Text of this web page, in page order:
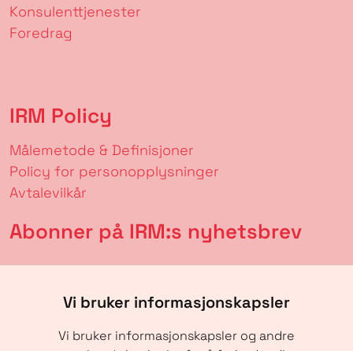
Vi bruker informasjonskapsler
Vi bruker informasjonskapsler og andre
Konsulenttjenester
Foredrag
IRM Policy
Målemetode & Definisjoner
Policy for personopplysninger
Avtalevilkår
Abonner på IRM:s nyhetsbrev